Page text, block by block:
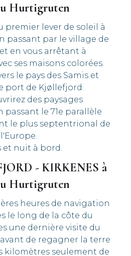
Hurtigruten
premier lever de soleil à
passant par le village de
en vous arrêtant à
ses maisons colorées.
le pays des Samis et
port de Kjøllefjord.
des paysages
passant le 71e parallèle
le plus septentrional de
l'Europe.
et nuit à bord.
- KIRKENES à
Hurtigruten
heures de navigation
le long de la côte du
une dernière visite du
de regagner la terre
kilomètres seulement de